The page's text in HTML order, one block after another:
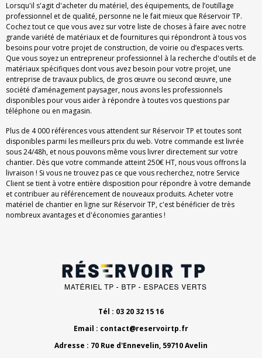
Lorsqu'il s'agit d'acheter du matériel, des équipements, de l’outillage
professionnel et de qualité, personne ne le fait mieux que Réservoir TP.
Cochez tout ce que vous avez sur votre liste de choses à faire avec notre
grande variété de matériaux et de fournitures qui répondront à tous vos
besoins pour votre projet de construction, de voirie ou d’espaces verts.
Que vous soyez un entrepreneur professionnel à la recherche d'outils et de
matériaux spécifiques dont vous avez besoin pour votre projet, une
entreprise de travaux publics, de gros œuvre ou second œuvre, une
société d’aménagement paysager, nous avons les professionnels
disponibles pour vous aider à répondre à toutes vos questions par
téléphone ou en magasin.
Plus de 4 000 références vous attendent sur Réservoir TP et toutes sont
disponibles parmi les meilleurs prix du web. Votre commande est livrée
sous 24/48h, et nous pouvons même vous livrer directement sur votre
chantier. Dès que votre commande atteint 250€ HT, nous vous offrons la
livraison ! Si vous ne trouvez pas ce que vous recherchez, notre Service
Client se tient à votre entière disposition pour répondre à votre demande
et contribuer au référencement de nouveaux produits. Acheter votre
matériel de chantier en ligne sur Réservoir TP, c'est bénéficier de très
nombreux avantages et d'économies garanties !
Tél : 03 20 32 15 16
Email : contact@reservoirtp.fr
Adresse : 70 Rue d'Ennevelin, 59710 Avelin